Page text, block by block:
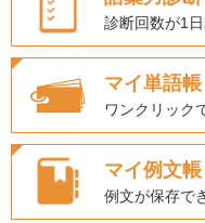
診断回数が1
マイ単語帳
ワンクリック
マイ例文帳
例文が保存で